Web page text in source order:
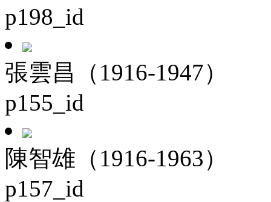
p198_id
張雲昌（1916-1947）
p155_id
陳智雄（1916-1963）
p157_id